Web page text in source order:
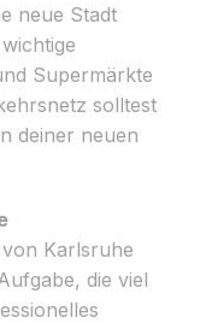
neue Stadt
Supermärkte
solltest
deiner neuen
Karlsruhe
die viel